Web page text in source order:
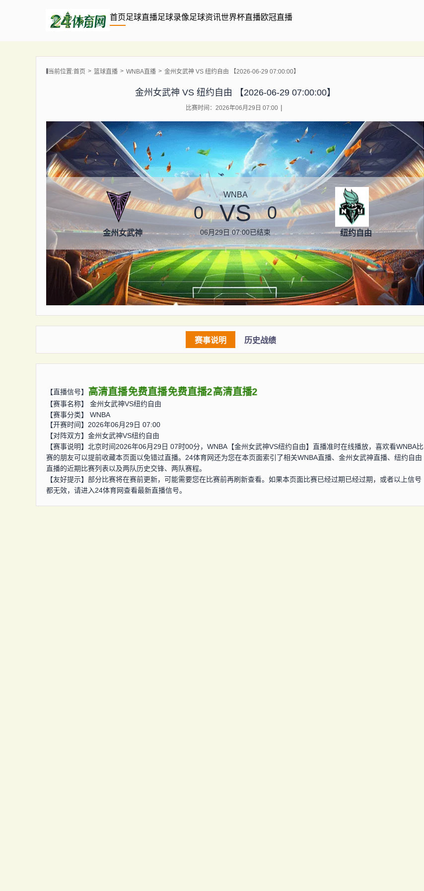
首页足球直播足球录像足球资讯世界杯直播欧冠直播
当前位置:首页 篮球直播 WNBA直播 金州女武神 VS 纽约自由 【2026-06-29 07:00:00】
金州女武神 VS 纽约自由 【2026-06-29 07:00:00】
比赛时间：2026年06月29日 07:00
金州女武神
WNBA
0 VS 0
06月29日 07:00已结束 纽约自由
赛事说明 历史战绩
【直播信号】 高清直播 免费直播 免费直播2 高清直播2
【赛事名称】 金州女武神VS纽约自由
【赛事分类】 WNBA
【开赛时间】2026年06月29日 07:00
【对阵双方】 金州女武神VS纽约自由
【赛事说明】北京时间2026年06月29日 07时00分，WNBA【金州女武神VS纽约自由】直播准时在线播放，喜欢看WNBA比
赛的朋友可以提前收藏本页面以免错过直播。24体育网还为您在本页面索引了相关WNBA直播、金州女武神直播、纽约自由
直播的近期比赛列表以及两队历史交锋、两队赛程。
【友好提示】部分比赛将在赛前更新，可能需要您在比赛前再刷新查看。如果本页面比赛已经过期已经过期，或者以上信号
都无效，请进入24体育网查看最新直播信号。